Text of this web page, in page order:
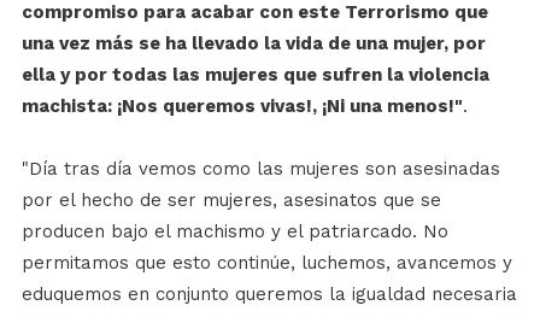
compromiso para acabar con este Terrorismo que
una vez más se ha llevado la vida de una mujer, por
ella y por todas las mujeres que sufren la violencia
machista: ¡Nos queremos vivas!, ¡Ni una menos!".
"Día tras día vemos como las mujeres son asesinadas
por el hecho de ser mujeres, asesinatos que se
producen bajo el machismo y el patriarcado. No
permitamos que esto continúe, luchemos, avancemos y
eduquemos en conjunto queremos la igualdad necesaria